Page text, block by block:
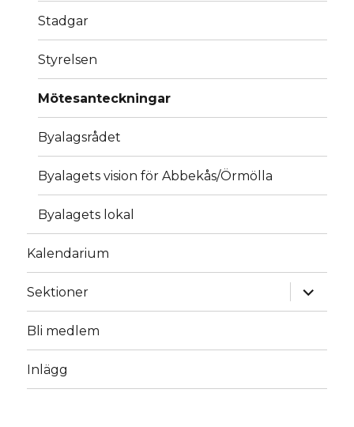
Stadgar
Styrelsen
Mötesanteckningar
Byalagsrådet
Byalagets vision för Abbekås/Örmölla
Byalagets lokal
Kalendarium
Sektioner
Bli medlem
Inlägg